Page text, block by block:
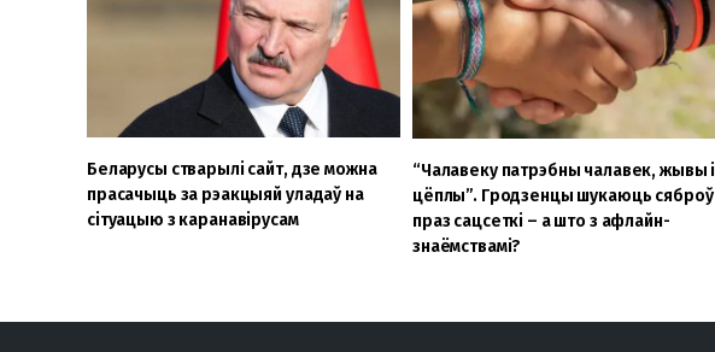
Беларусы стварылі сайт, дзе можна
прасачыць за рэакцыяй уладаў на
сітуацыю з каранавірусам
“Чалавеку патрэбны чалавек, жывы і
цёплы”. Гродзенцы шукаюць сяброў
праз сацсеткі – а што з афлайн-
знаёмствамі?